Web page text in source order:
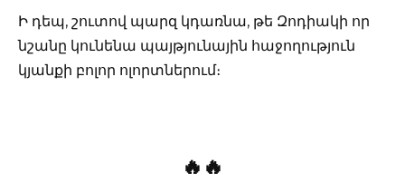
Ի դեպ, շուտով պարզ կդառնա, թե Զոդիակի որ
նշանը կունենա պայթյունային հաջողություն
կյանքի բոլոր ոլորտներում։
🔥🔥